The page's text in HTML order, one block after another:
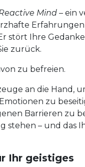
Mind – ein
stört Ihre
zurück.
zu befreien.
an die Hand,
zu
Barrieren zu
stehen – und das
Ihr geistiges